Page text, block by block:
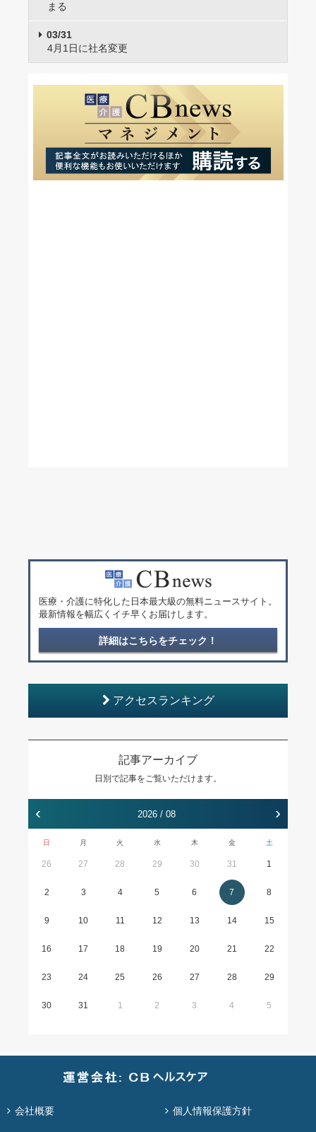
まる
03/31
4月1日に社名変更
医療・介護に特化した日本最大級の無料ニュースサイト。
最新情報を幅広くイチ早くお届けします。
詳細はこちらをチェック！
アクセスランキング
記事アーカイブ
日別で記事をご覧いただけます。
‹ 2026 / 08 ›
日 月 火 水 木 金 土
26 27 28 29 30 31 1
2 3 4 5 6 7 8
9 10 11 12 13 14 15
16 17 18 19 20 21 22
23 24 25 26 27 28 29
30 31 1 2 3 4 5
会社概要 個人情報保護方針